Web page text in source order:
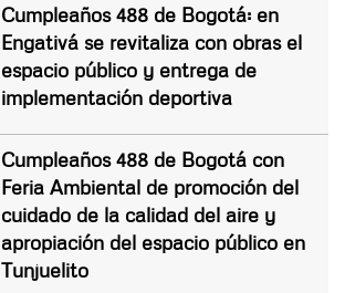
Cumpleaños 488 de Bogotá: en
Engativá se revitaliza con obras el
espacio público y entrega de
implementación deportiva
Cumpleaños 488 de Bogotá con
Feria Ambiental de promoción del
cuidado de la calidad del aire y
apropiación del espacio público en
Tunjuelito